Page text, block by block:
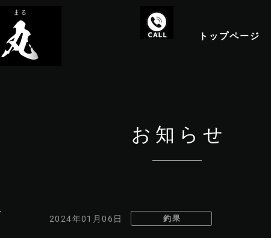
トップページ
お知らせ
2024年01月06日 釣果